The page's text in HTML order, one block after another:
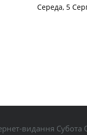
Середа, 5
видання